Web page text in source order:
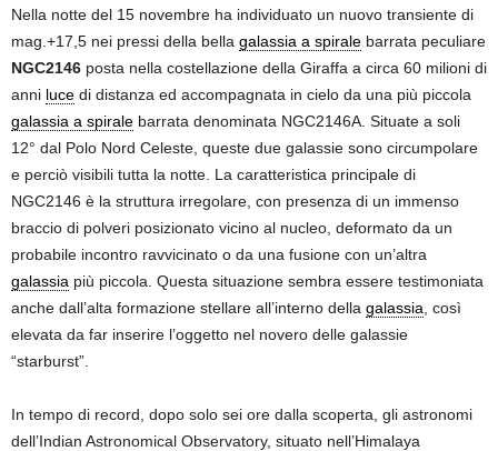
Nella notte del 15 novembre ha individuato un nuovo transiente di
mag.+17,5 nei pressi della bella galassia a spirale barrata peculiare
NGC2146 posta nella costellazione della Giraffa a circa 60 milioni di
anni luce di distanza ed accompagnata in cielo da una più piccola
galassia a spirale barrata denominata NGC2146A. Situate a soli
12° dal Polo Nord Celeste, queste due galassie sono circumpolare
e perciò visibili tutta la notte. La caratteristica principale di
NGC2146 è la struttura irregolare, con presenza di un immenso
braccio di polveri posizionato vicino al nucleo, deformato da un
probabile incontro ravvicinato o da una fusione con un’altra
galassia più piccola. Questa situazione sembra essere testimoniata
anche dall’alta formazione stellare all’interno della galassia , così
elevata da far inserire l’oggetto nel novero delle galassie
“starburst”.
In tempo di record, dopo solo sei ore dalla scoperta, gli astronomi
dell’Indian Astronomical Observatory, situato nell’Himalaya